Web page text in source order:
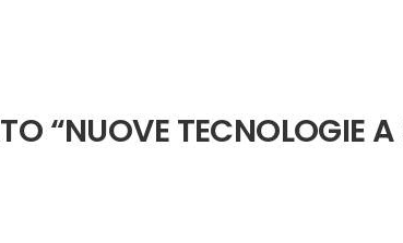
“NUOVE TECNOLOGIE